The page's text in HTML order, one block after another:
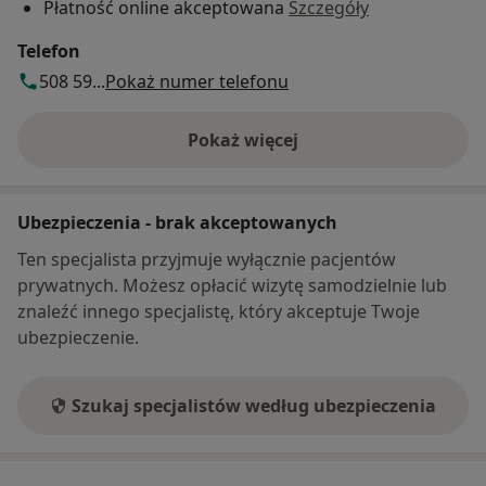
Płatność online akceptowana Szczegóły
Telefon
508 59...Pokaż numer telefonu
Pokaż więcej
o adresie
Ubezpieczenia - brak akceptowanych
Ten specjalista przyjmuje wyłącznie pacjentów
prywatnych. Możesz opłacić wizytę samodzielnie lub
znaleźć innego specjalistę, który akceptuje Twoje
ubezpieczenie.
Szukaj specjalistów według ubezpieczenia